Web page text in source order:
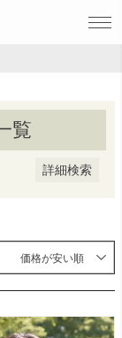
覧
詳細検索
価格が安い順